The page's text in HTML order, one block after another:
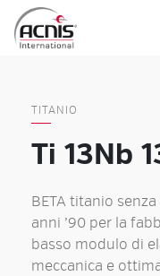
Skip
content
TITANIO
Ti 13Nb
BETA titanio
anni ’90 per la
basso modulo di
meccanica e